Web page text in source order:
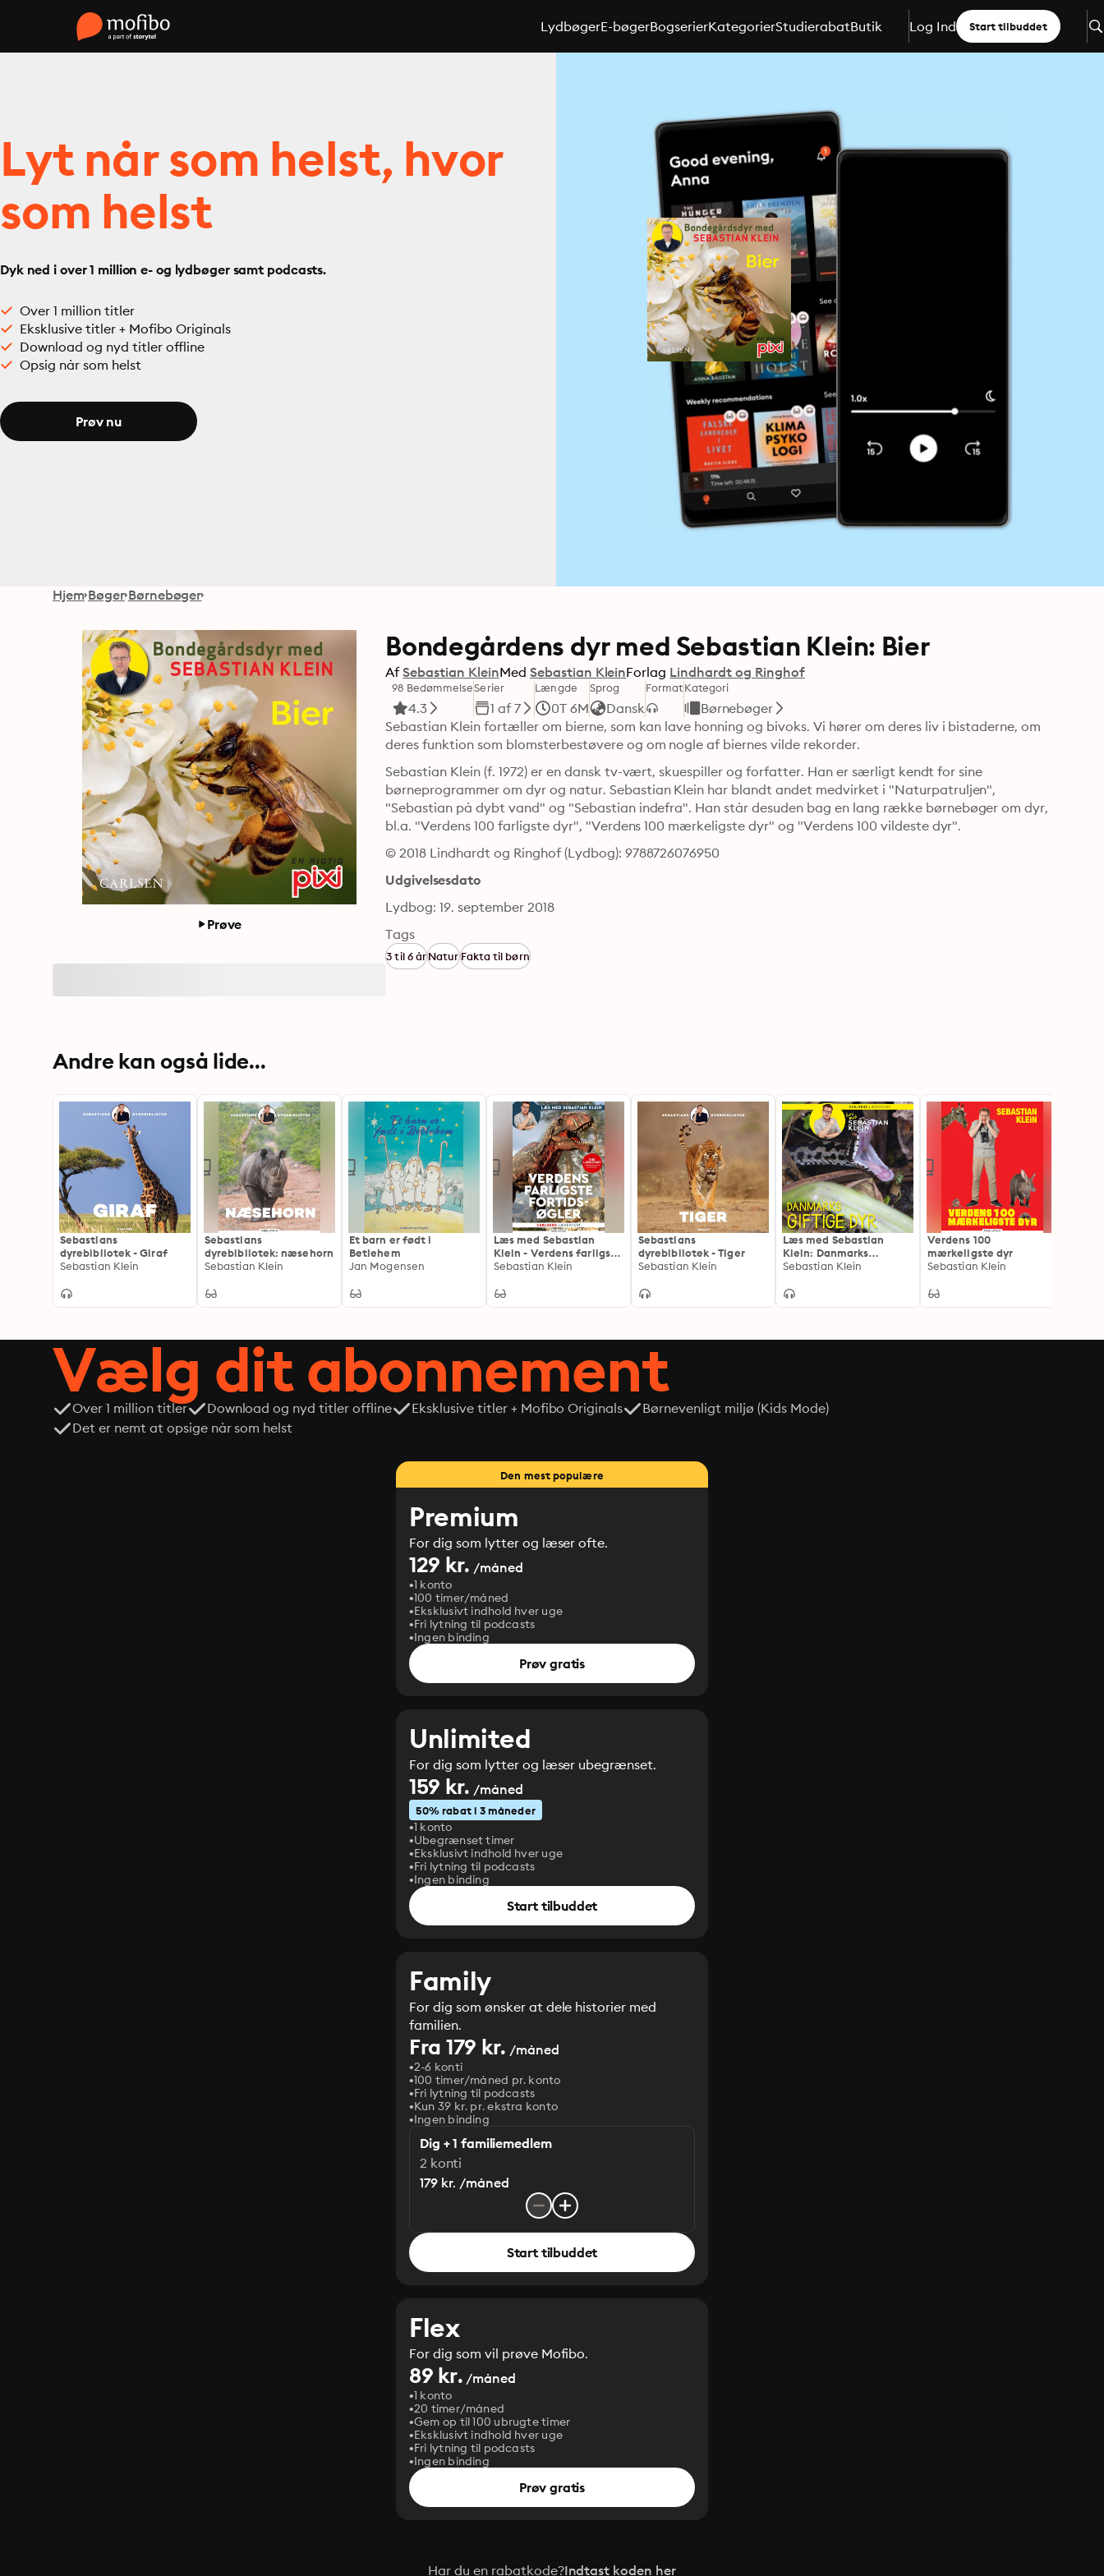
LydbøgerE-bøgerBogserierKategorierStudierabatButik Log Ind Start tilbuddet
Lyt når som helst, hvor
som helst
Dyk ned i over 1 million e- og lydbøger samt podcasts.
Over 1 million titler
Eksklusive titler + Mofibo Originals
Download og nyd titler offline
Opsig når som helst
Prøv nu
Hjem Bøger Børnebøger
Prøve
Bondegårdens dyr med Sebastian Klein: Bier
Af Sebastian KleinMed Sebastian KleinForlag Lindhardt og Ringhof
98 Bedømmelse
4.3
Serier
1 af 7
Længde
0T 6M
Sprog
Dansk
FormatKategori
Børnebøger
Sebastian Klein fortæller om bierne, som kan lave honning og bivoks. Vi hører om deres liv i bistaderne, om
deres funktion som blomsterbestøvere og om nogle af biernes vilde rekorder.
Sebastian Klein (f. 1972) er en dansk tv-vært, skuespiller og forfatter. Han er særligt kendt for sine
børneprogrammer om dyr og natur. Sebastian Klein har blandt andet medvirket i "Naturpatruljen",
"Sebastian på dybt vand" og "Sebastian indefra". Han står desuden bag en lang række børnebøger om dyr,
bl.a. "Verdens 100 farligste dyr", "Verdens 100 mærkeligste dyr" og "Verdens 100 vildeste dyr".
© 2018 Lindhardt og Ringhof (Lydbog): 9788726076950
Udgivelsesdato
Lydbog: 19. september 2018
Tags
3 til 6 årNaturFakta til børn
Andre kan også lide...
Sebastians
dyrebibliotek - Giraf
Sebastian Klein
Sebastians
dyrebibliotek: næsehorn
Sebastian Klein
Et barn er født i
Betlehem
Jan Mogensen
Læs med Sebastian
Klein - Verdens farligste
fortidsøgler
Sebastian Klein
Sebastians
dyrebibliotek - Tiger
Sebastian Klein
Læs med Sebastian
Klein: Danmarks
giftigste dyr
Sebastian Klein
Verdens 100
mærkeligste dyr
Sebastian Klein
Vælg dit abonnement
Over 1 million titler Download og nyd titler offline Eksklusive titler + Mofibo Originals
Børnevenligt miljø (Kids Mode)
Det er nemt at opsige når som helst
Den mest populære
Premium
For dig som lytter og læser ofte.
129 kr. /måned
1 konto
100 timer/måned
Eksklusivt indhold hver uge
Fri lytning til podcasts
Ingen binding
Prøv gratis
Unlimited
For dig som lytter og læser ubegrænset.
159 kr. /måned
50% rabat i 3 måneder
1 konto
Ubegrænset timer
Eksklusivt indhold hver uge
Fri lytning til podcasts
Ingen binding
Start tilbuddet
Family
For dig som ønsker at dele historier med
familien.
Fra 179 kr. /måned
2-6 konti
100 timer/måned pr. konto
Fri lytning til podcasts
Kun 39 kr. pr. ekstra konto
Ingen binding
Dig + 1 familiemedlem
2 konti
179 kr. /måned
Start tilbuddet
Flex
For dig som vil prøve Mofibo.
89 kr. /måned
1 konto
20 timer/måned
Gem op til 100 ubrugte timer
Eksklusivt indhold hver uge
Fri lytning til podcasts
Ingen binding
Prøv gratis
Har du en rabatkode?Indtast koden her